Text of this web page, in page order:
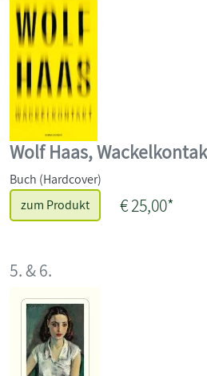
Wolf Haas,
Buch (Hardcover)
zum Produkt
€ 25,00*
5. & 6.